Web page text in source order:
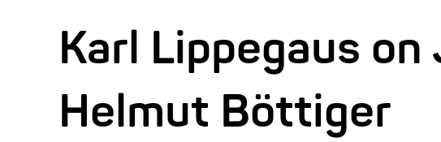
Karl Lippegaus
Helmut Böttiger